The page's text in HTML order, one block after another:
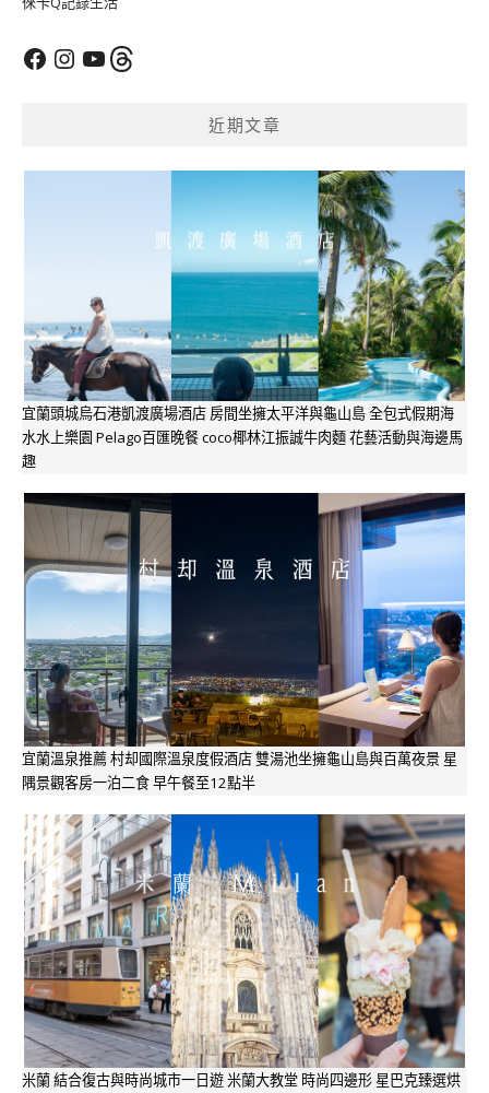
FacebookInstagram
YouTubeThreads
近期文章
宜蘭頭城烏石港凱渡廣場酒店 房間坐擁太平洋與龜山島 全包式假期海
水水上樂園 Pelago百匯晚餐 coco椰林江振誠牛肉麵 花藝活動與海邊馬
趣
宜蘭溫泉推薦 村却國際溫泉度假酒店 雙湯池坐擁龜山島與百萬夜景 星
隅景觀客房一泊二食 早午餐至12點半
米蘭 結合復古與時尚城市一日遊 米蘭大教堂 時尚四邊形 星巴克臻選烘